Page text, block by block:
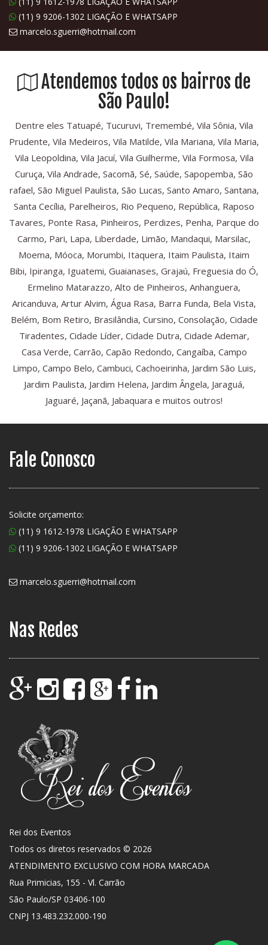
(11) 9 9206-1302 LIGAÇÃO E WHATSAPP
marcelo.sguerri@hotmail.com
Atendemos todos os bairros de
São Paulo!
Dentre eles Tatuapé, Tucuruvi, Tremembé, Vila Sônia, Vila
Prudente, Vila Medeiros, Vila Matilde, Vila Mariana, Vila Maria,
Vila Leopoldina, Vila Jacuí, Vila Guilherme, Vila Formosa, Vila
Curuça, Vila Andrade, Sacomã, Sé, Saúde, Sapopemba, São
rafael, São Miguel Paulista, São Lucas, Santo Amaro, Santana,
Santa Cecília, Parelheiros, Rio Pequeno, República, Raposo
Tavares, Ponte Rasa, Pinheiros, Perdizes, Penha, Parque do
Carmo, Pari, Lapa, Liberdade, Limão, Mandaqui, Marsilac,
Moema, Móoca, Morumbi, Itaquera, Itaim Paulista, Itaim
Bibi, Ipiranga, Iguatemi, Guaianases, Grajaú, Freguesia do Ó,
Ermelino Matarazzo, Alto de Pinheiros, Anhanguera,
Aricanduva, Artur Alvim, Água Rasa, Barra Funda, Bela Vista,
Belém, Bom Retiro, Brasilândia, Cursino, Consolação, Cidade
Tiradentes, Cidade Líder, Cidade Dutra, Cidade Ademar,
Casa Verde, Carrão, Capão Redondo, Cangaíba, Campo
Limpo, Campo Belo, Cambuci, Cachoeirinha, Jardim São Luis,
Jardim Paulista, Jardim Helena, Jardim Ângela, Jaraguá,
Jaguaré, Jaçanã, Jabaquara e muitos outros!
Fale Conosco
Solicite orçamento:
(11) 9 1612-1978 LIGAÇÃO E WHATSAPP
(11) 9 9206-1302 LIGAÇÃO E WHATSAPP
marcelo.sguerri@hotmail.com
Nas Redes
Rei dos Eventos
Todos os diretos reservados © 2026
ATENDIMENTO EXCLUSIVO COM HORA MARCADA
Rua Primicias, 155 - Vl. Carrão
São Paulo/SP 03406-100
CNPJ 13.483.232.000-190